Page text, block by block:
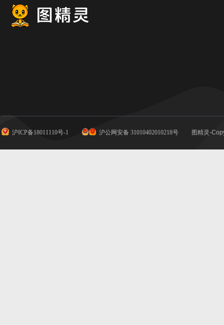
沪ICP备18011110号-1 沪公网安备 31010402010218号 图精灵-